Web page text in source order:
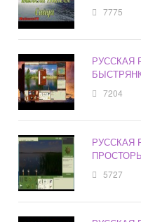
7775
РУССКАЯ
7204
РУССКАЯ
5727